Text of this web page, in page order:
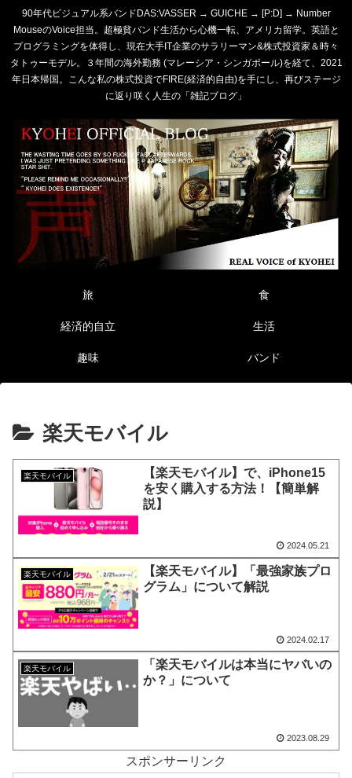
90年代ビジュアル系バンドDAS:VASSER → GUICHE → [P:D] → Number
MouseのVoice担当。超極貧バンド生活から心機一転、アメリカ留学。英語と
プログラミングを体得し、現在大手IT企業のサラリーマン&株式投資家＆時々
タトゥーモデル。３年間の海外勤務 (マレーシア・シンガポール)を経て、2021
年日本帰国。こんな私の株式投資でFIRE(経済的自由)を手にし、再びステージ
に返り咲く人生の「雑記ブログ」
旅 食
経済的自立 生活
趣味 バンド
楽天モバイル
楽天モバイル
【楽天モバイル】で、iPhone15
を安く購入する方法！【簡単解
説】
2024.05.21
楽天モバイル
【楽天モバイル】「最強家族プロ
グラム」について解説
2024.02.17
楽天モバイル
「楽天モバイルは本当にヤバいの
か？」について
2023.08.29
スポンサーリンク